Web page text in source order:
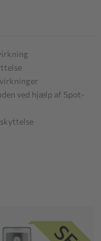
ved hjælp af Spot-